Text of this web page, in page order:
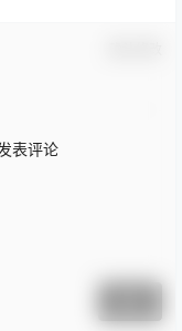
表评论